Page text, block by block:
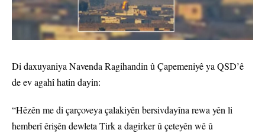
Di daxuyaniya Navenda Ragihandin û Çapemeniyê ya QSD’ê
de ev agahî hatin dayin:
“Hêzên me di çarçoveya çalakiyên bersivdayîna rewa yên li
hemberî êrişên dewleta Tirk a dagirker û çeteyên wê û